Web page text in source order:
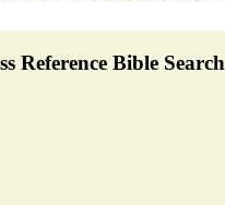
Reference Bible Search